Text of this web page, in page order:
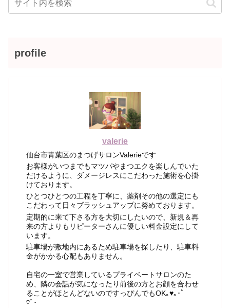
profile
valerie
仙台市青葉区のまつげサロンValerieです
お客様がいつまでもマツパやまつエクを楽しんでいた
だけるように、ダメージレスにこだわった施術を心掛
けております。
ひとつひとつの工程を丁寧に、薬剤その他の選定にも
こだわって日々ブラッシュアップに努めております。
定期的に来て下さる方を大切にしたいので、新規＆再
来の方よりもリピーターさんに優しい料金設定にして
います。
駐車場が敷地内にあるため駐車場を探したり、駐車料
金がかかる心配もありません。
自宅の一室で営業しているプライベートサロンのた
め、隣の会話が気になったり前後の方とお顔を合わせ
ることがほとんどないのですっぴんでもOK｡♥｡･ﾟ
♡ﾟ･